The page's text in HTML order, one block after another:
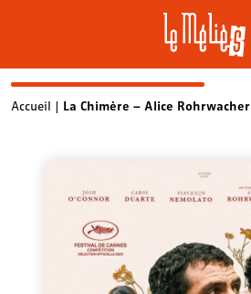
SkipAccueil | La Chimère – Alice Rohrwacher